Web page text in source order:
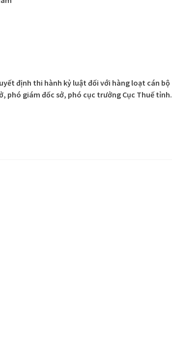
định thi hành kỷ luật đối với hàng loạt cán bộ
phó giám đốc sở, phó cục trưởng Cục Thuế tỉnh.